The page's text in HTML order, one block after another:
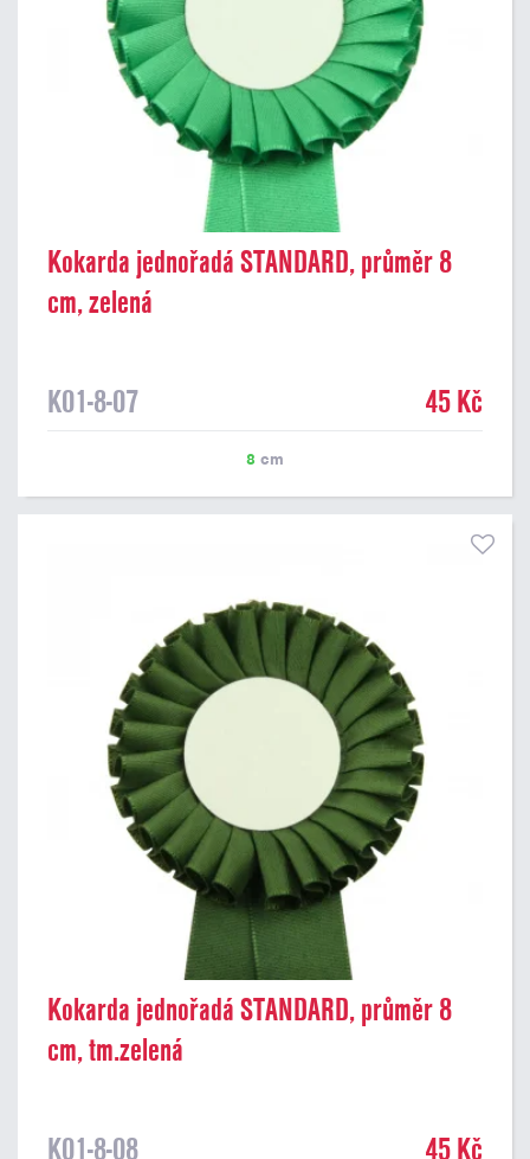
Kokarda jednořadá STANDARD, průměr 8
cm, zelená
K01-8-07 45 Kč
8 cm
Kokarda jednořadá STANDARD, průměr 8
cm, tm.zelená
K01-8-08 45 Kč